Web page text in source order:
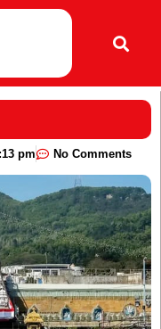
pm No Comments